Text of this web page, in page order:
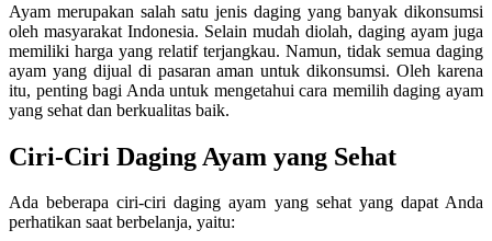
Ayam merupakan salah satu jenis daging yang banyak dikonsumsi
oleh masyarakat Indonesia. Selain mudah diolah, daging ayam juga
memiliki harga yang relatif terjangkau. Namun, tidak semua daging
ayam yang dijual di pasaran aman untuk dikonsumsi. Oleh karena
itu, penting bagi Anda untuk mengetahui cara memilih daging ayam
yang sehat dan berkualitas baik.
Ciri-Ciri Daging Ayam yang Sehat
Ada beberapa ciri-ciri daging ayam yang sehat yang dapat Anda
perhatikan saat berbelanja, yaitu: